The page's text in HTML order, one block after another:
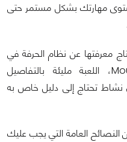
مهارتك بشكل مستمر حتى
معرفتها عن نظام الحرفة في
Mount and Blade Bannerlord، اللعبة مليئة بالتفاصيل
نشاط تحتاج إلى دليل خاص به
العامة التي يجب عليك